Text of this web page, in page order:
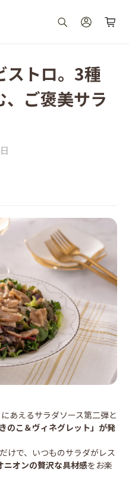
ストロ。3種
、ご褒美サラ
あえるサラダソース第二弾と
のこ＆ヴィネグレット」が発
けで、いつものサラダがレス
ニオンの贅沢な具材感をお楽